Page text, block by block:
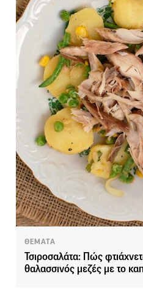
ΘΕΜΑΤΑ
Τσιροσαλάτα: Πώς
θαλασσινός μεζές με το